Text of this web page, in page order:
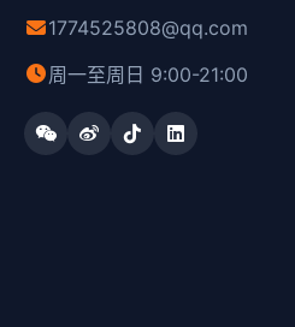
1774525808@qq.com
周一至周日 9:00-21:00